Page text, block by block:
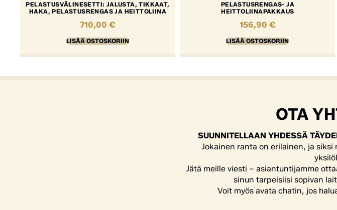
PELASTUSVÄLINESETTI: JALUSTA, TIKKAAT,
HAKA, PELASTUSRENGAS JA HEITTOLIINA
710,00 €
LISÄÄ OSTOSKORIIN
PELASTUSRENGAS- JA
HEITTOLIINAPAKKAUS
156,90 €
LISÄÄ OSTOSKORIIN
OTA
SUUNNITELLAAN YHDESSÄ
Jokainen ranta on erilainen, ja
Jätä meille viesti – asiantuntijamme
sinun tarpeisiisi sopivan
Voit myös avata chatin, jos